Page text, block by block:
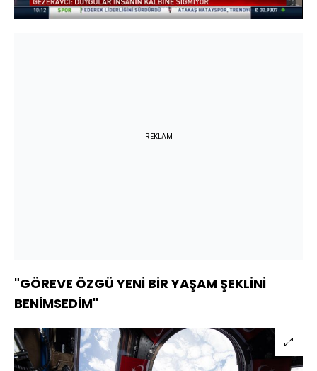
Sesi
Aç
Oynatma
Hızı
REKLAM
"GÖREVE ÖZGÜ YENİ BİR YAŞAM ŞEKLİNİ
BENİMSEDİM"